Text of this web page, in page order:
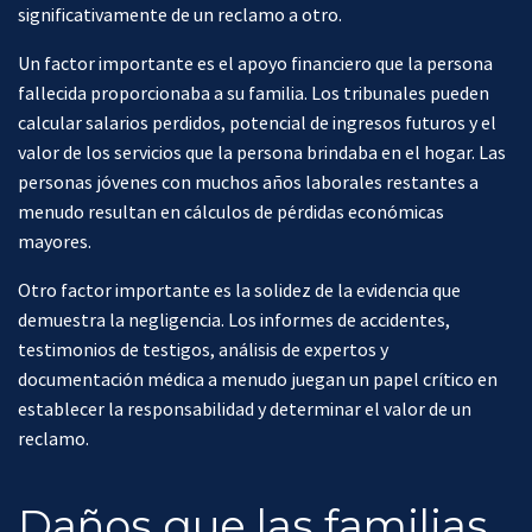
significativamente de un reclamo a otro.
Un factor importante es el apoyo financiero que la persona
fallecida proporcionaba a su familia. Los tribunales pueden
calcular salarios perdidos, potencial de ingresos futuros y el
valor de los servicios que la persona brindaba en el hogar. Las
personas jóvenes con muchos años laborales restantes a
menudo resultan en cálculos de pérdidas económicas
mayores.
Otro factor importante es la solidez de la evidencia que
demuestra la negligencia. Los informes de accidentes,
testimonios de testigos, análisis de expertos y
documentación médica a menudo juegan un papel crítico en
establecer la responsabilidad y determinar el valor de un
reclamo.